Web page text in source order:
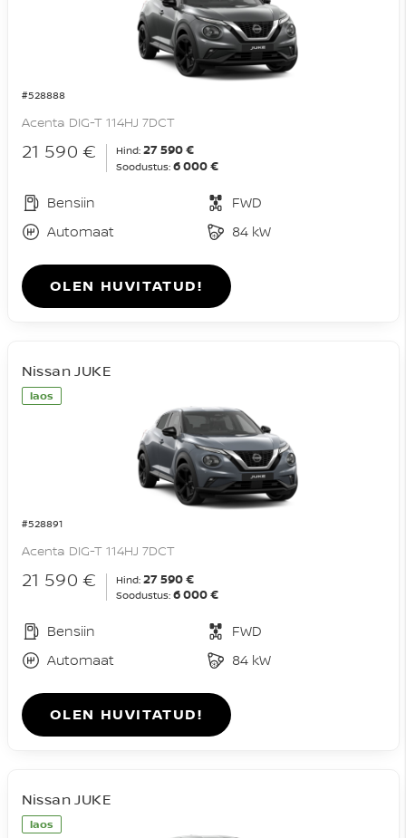
#528888
Acenta DIG-T 114HJ 7DCT
21 590 € Hind: 27 590 €
Soodustus: 6 000 €
Bensiin
FWD
Automaat
84 kW
OLEN HUVITATUD!
laos
#528891
Nissan JUKE
Acenta DIG-T 114HJ 7DCT
21 590 € Hind: 27 590 €
Soodustus: 6 000 €
Bensiin
FWD
Automaat
84 kW
OLEN HUVITATUD!
laos
Nissan JUKE